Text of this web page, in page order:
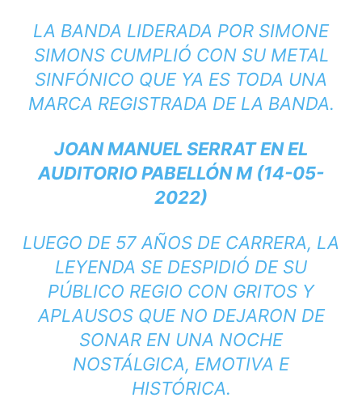
LA BANDA LIDERADA POR SIMONE
SIMONS CUMPLIÓ CON SU METAL
SINFÓNICO QUE YA ES TODA UNA
MARCA REGISTRADA DE LA BANDA.
JOAN MANUEL SERRAT EN EL
AUDITORIO PABELLÓN M (14-05-
2022)
LUEGO DE 57 AÑOS DE CARRERA, LA
LEYENDA SE DESPIDIÓ DE SU
PÚBLICO REGIO CON GRITOS Y
APLAUSOS QUE NO DEJARON DE
SONAR EN UNA NOCHE
NOSTÁLGICA, EMOTIVA E
HISTÓRICA.